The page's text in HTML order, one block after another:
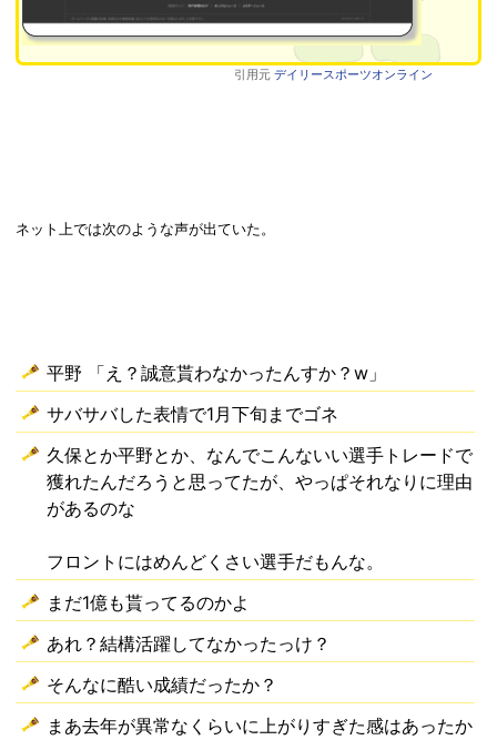
引用元 デイリースポーツオンライン
ネット上では次のような声が出ていた。
平野 「え？誠意貰わなかったんすか？w」
サバサバした表情で1月下旬までゴネ
久保とか平野とか、なんでこんないい選手トレードで
獲れたんだろうと思ってたが、やっぱそれなりに理由
があるのな
フロントにはめんどくさい選手だもんな。
まだ1億も貰ってるのかよ
あれ？結構活躍してなかったっけ？
そんなに酷い成績だったか？
まあ去年が異常なくらいに上がりすぎた感はあったか